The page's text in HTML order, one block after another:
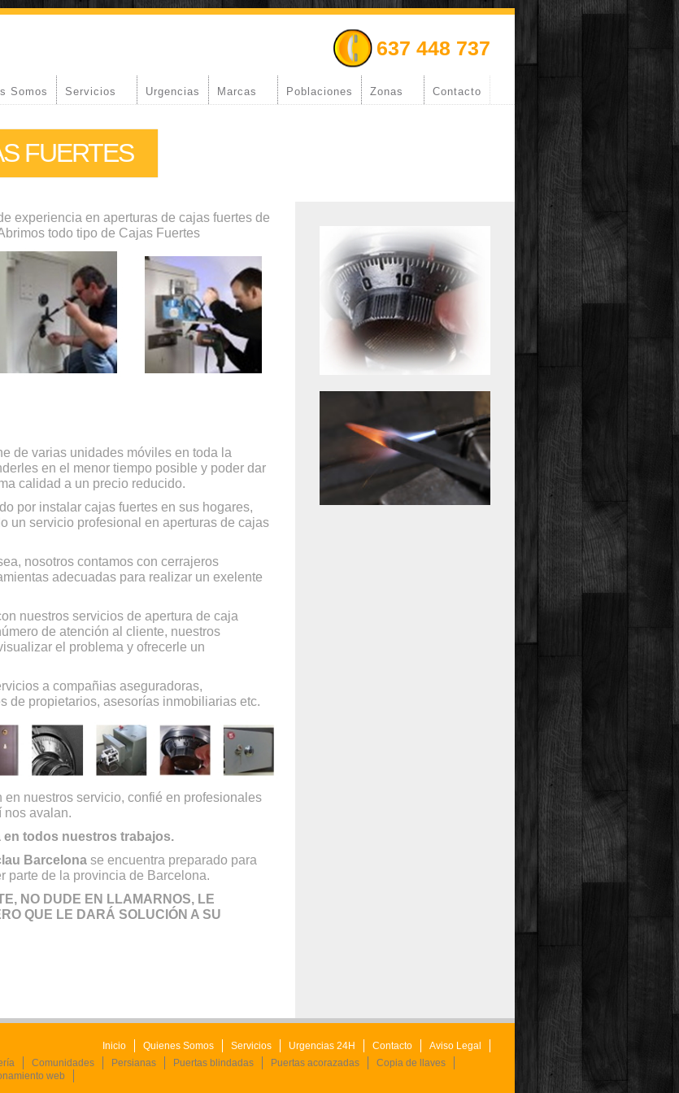
637 448 737
Somos Servicios Urgencias Marcas Poblaciones Zonas Contacto
FUERTES
experiencia en aperturas de cajas fuertes de
todo tipo de Cajas Fuertes
de varias unidades móviles en toda la
en el menor tiempo posible y poder dar
calidad a un precio reducido.
por instalar cajas fuertes en sus hogares,
un servicio profesional en aperturas de cajas
nosotros contamos con cerrajeros
adecuadas para realizar un exelente
nuestros servicios de apertura de caja
de atención al cliente, nuestros
el problema y ofrecerle un
a compañias aseguradoras,
de propietarios, asesorías inmobiliarias etc.
nuestros servicio, confié en profesionales
nos avalan.
todos nuestros trabajos.
Barcelona se encuentra preparado para
parte de la provincia de Barcelona.
NO DUDE EN LLAMARNOS, LE
QUE LE DARÁ SOLUCIÓN A SU
Inicio Quienes Somos Servicios Urgencias 24H Contacto
Aviso Legal
Comunidades Persianas Puertas blindadas Puertas acorazadas
Copia de llaves
web